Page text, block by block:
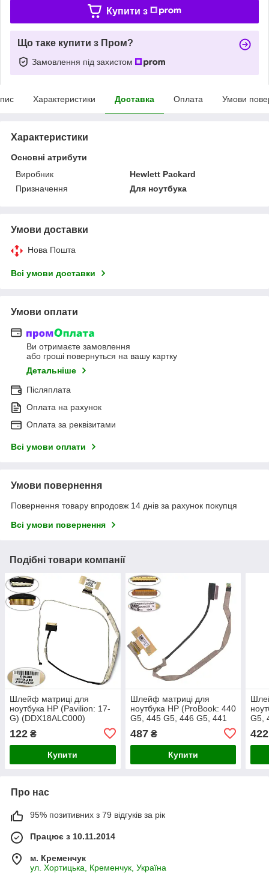
Купити з
Що таке купити з Пром?
Замовлення під захистом
Характеристики Доставка Оплата Умови
Характеристики
Основні атрибути
Виробник
Hewlett Packard
Призначення
Для ноутбука
Умови доставки
Нова Пошта
Всі умови доставки
Умови оплати
Ви отримаєте замовлення
або гроші повернуться на вашу картку
Детальніше
Післяплата
Оплата на рахунок
Оплата за реквізитами
Всі умови оплати
Умови повернення
Повернення товару впродовж 14 днів за рахунок покупця
Всі умови повернення
Подібні товари компанії
Шлейф матриці для
ноутбука HP (Pavilion: 17-
G) (DDX18ALC000)
122 ₴
Купити
Шлейф матриці для
ноутбука HP (ProBook: 440
G5, 445 G5, 446 G5, 441
487₴
Купити
G5,
422
Про нас
95% позитивних з 79 відгуків за рік
Працює з 10.11.2014
м. Кременчук
ул. Хортицька, Кременчук, Україна